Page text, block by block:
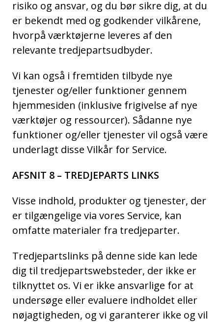
risiko og ansvar, og du bør sikre dig, at du
er bekendt med og godkender vilkårene,
hvorpå værktøjerne leveres af den
relevante tredjepartsudbyder.
Vi kan også i fremtiden tilbyde nye
tjenester og/eller funktioner gennem
hjemmesiden (inklusive frigivelse af nye
værktøjer og ressourcer). Sådanne nye
funktioner og/eller tjenester vil også være
underlagt disse Vilkår for Service.
AFSNIT 8 – TREDJEPARTS LINKS
Visse indhold, produkter og tjenester, der
er tilgængelige via vores Service, kan
omfatte materialer fra tredjeparter.
Tredjepartslinks på denne side kan lede
dig til tredjepartswebsteder, der ikke er
tilknyttet os. Vi er ikke ansvarlige for at
undersøge eller evaluere indholdet eller
nøjagtigheden, og vi garanterer ikke og vil